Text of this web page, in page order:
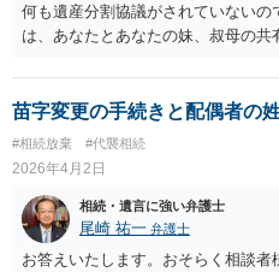
何も遺産分割協議がされていない
は、あなたとあなたの妹、叔母の
が祖父から相続した１/４は相続人
の状態です。 そのため相続持ち分
登記をすれば足りますが、仮に家
に関して相続財産清算人を選任して
する必要があります。
苗字変更の手続きと配偶者の
#相続放棄 #代襲相続
2026年4月2日
相続・遺言に強い弁護士
尾崎 祐一 弁護士
お答えいたします。おそらく相談